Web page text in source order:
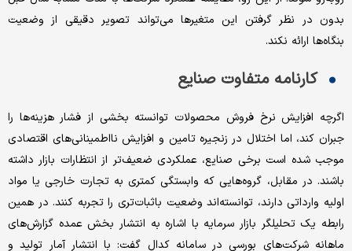
بدون در نظر گرفتن این متغیرها می‌تواند تصویر دقیقی از وضعیت
بنگاه‌ها ارائه نکند.
کارنامه متفاوت صنایع
اگرچه افزایش نرخ فروش محصولات توانسته بخشی از فشار هزینه‌ها را
جبران کند، اما اختلال در زنجیره تامین و افزایش نااطمینانی‌های اقتصادی
موجب شده است برخی صنایع، عملکردی ضعیف‌تر از انتظارات بازار داشته
باشند. در مقابل، گروه‌هایی که وابستگی کمتری به تجارت خارجی یا مواد
اولیه وارداتی دارند، توانسته‌اند وضعیت باثبات‌تری را تجربه کنند. در همین
رابطه یک تحلیلگر بازار سرمایه با اشاره به انتشار بخش عمده گزارش‌های
ماهانه شرکت‌های بورسی در سامانه کدال گفت: با انتشار آمار تولید و